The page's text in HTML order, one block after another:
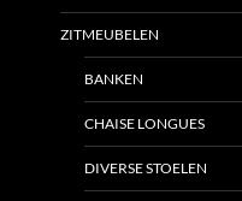
ZITMEUBELEN
BANKEN
CHAISE LONGUES
DIVERSE STOELEN